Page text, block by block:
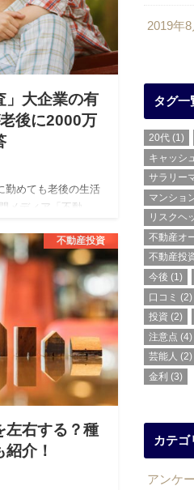
」大企業の有
後に2000万
勤めても老後の生活
メディア「不動
場企業勤続3年目以
不動産投資
左右する？種
介！
2019年8
タグ一
20代 (1)
キャッシ
サラリー
マンショ
リスクヘ
不動産オ
不動産投
今後 (1)
口コミ (2)
投資 (2)
注意点 (4)
芸能人 (2)
金利 (3)
カテゴ
アンケ